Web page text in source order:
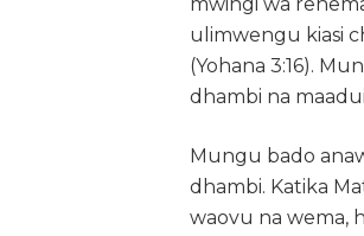
ulimwengu kiasi
(Yohana 3:16).
dhambi na
Mungu bado
dhambi. Katika
waovu na wema,